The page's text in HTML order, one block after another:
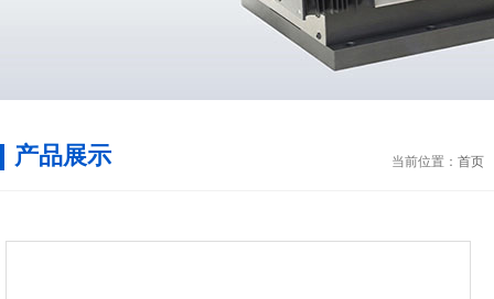
当前位置： 首页
产品展示